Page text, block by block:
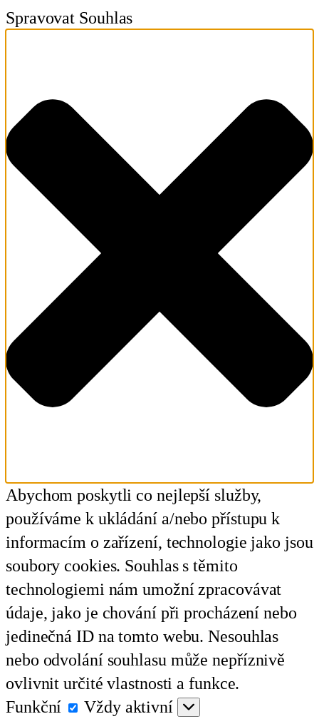
Spravovat Souhlas
Abychom poskytli co nejlepší služby,
používáme k ukládání a/nebo přístupu k
informacím o zařízení, technologie jako jsou
soubory cookies. Souhlas s těmito
technologiemi nám umožní zpracovávat
údaje, jako je chování při procházení nebo
jedinečná ID na tomto webu. Nesouhlas
nebo odvolání souhlasu může nepříznivě
ovlivnit určité vlastnosti a funkce.
Funkční
Funkční
Vždy aktivní